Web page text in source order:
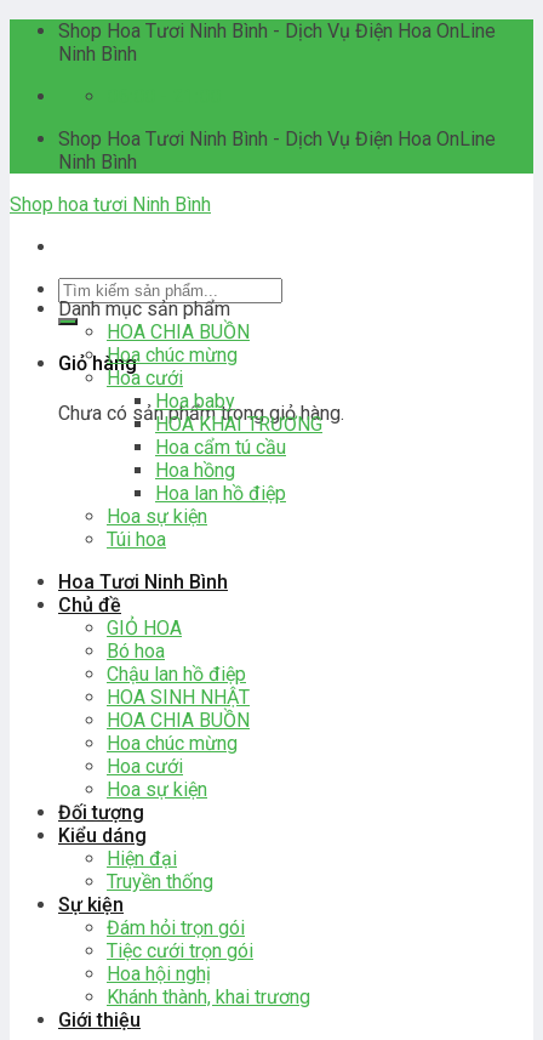
Skip
Shop Hoa Tươi Ninh Bình - Dịch Vụ Điện Hoa OnLine
Ninh Bình
Shop Hoa Tươi Ninh Bình - Dịch Vụ Điện Hoa OnLine
Ninh Bình
Shop hoa tươi Ninh Bình
Tìm
kiếm:
Giỏ hàng
Chưa có sản phẩm trong giỏ hàng.
Danh mục sản phẩm
HOA CHIA BUỒN
Hoa chúc mừng
Hoa cưới
Hoa baby
HOA KHAI TRƯƠNG
Hoa cẩm tú cầu
Hoa hồng
Hoa lan hồ điệp
Hoa sự kiện
Túi hoa
Hoa Tươi Ninh Bình
Chủ đề
GIỎ HOA
Bó hoa
Chậu lan hồ điệp
HOA SINH NHẬT
HOA CHIA BUỒN
Hoa chúc mừng
Hoa cưới
Hoa sự kiện
Đối tượng
Kiểu dáng
Hiện đại
Truyền thống
Sự kiện
Đám hỏi trọn gói
Tiệc cưới trọn gói
Hoa hội nghị
Khánh thành, khai trương
Giới thiệu